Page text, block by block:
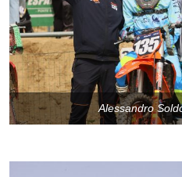
Alessandro